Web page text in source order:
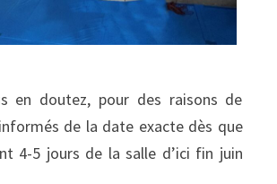
en doutez, pour des raisons de
de la date exacte dès que
4-5 jours de la salle d’ici fin juin